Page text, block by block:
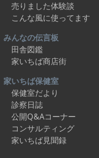
売りました体験談
こんな風に使ってます
みんなの伝言板
田舎図鑑
家いちば商店街
家いちば保健室
保健室だより
診察日誌
公開Q&Aコーナー
コンサルティング
家いちば見聞録